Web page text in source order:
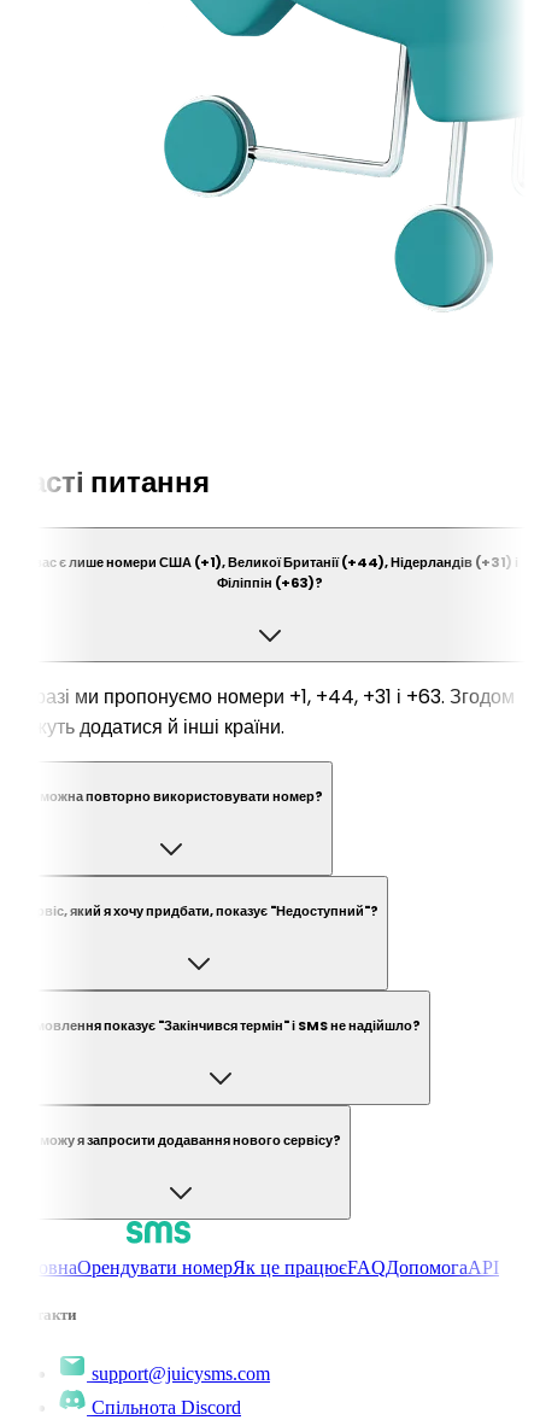
Часті питання
У вас є лише номери США (+1), Великої Британії (+44), Нідерландів (+31) і
Філіппін (+63)?
Наразі ми пропонуємо номери +1, +44, +31 і +63. Згодом
можуть додатися й інші країни.
Чи можна повторно використовувати номер?
Сервіс, який я хочу придбати, показує "Недоступний"?
Замовлення показує "Закінчився термін" і SMS не надійшло?
Чи можу я запросити додавання нового сервісу?
ГоловнаОрендувати номерЯк це працюєFAQДопомогаAPI
Контакти
support@juicysms.com
Спільнота Discord